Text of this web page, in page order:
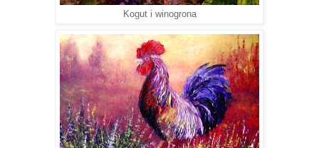
Kogut i winogrona